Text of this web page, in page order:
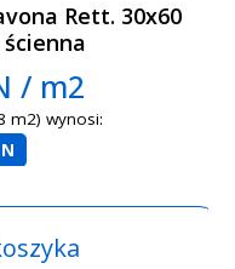
Rett. 30x60
ścienna
/ m2
m2) wynosi: